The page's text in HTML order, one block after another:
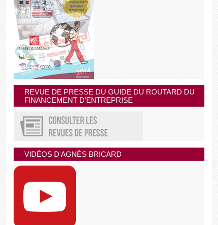
REVUE DE PRESSE DU GUIDE DU ROUTARD DU
FINANCEMENT D’ENTREPRISE
VIDÉOS D'AGNÈS BRICARD